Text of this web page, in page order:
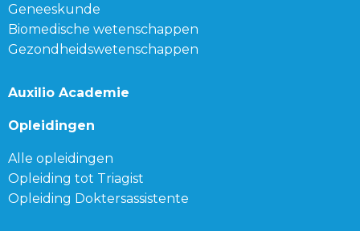
Geneeskunde
Biomedische wetenschappen
Gezondheidswetenschappen
Auxilio Academie
Opleidingen
Alle opleidingen
Opleiding tot Triagist
Opleiding Doktersassistente